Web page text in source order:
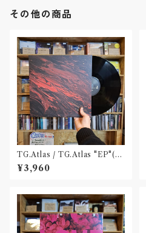
その他の商品
TG.Atlas / TG.Atlas "EP"(12
inch)〝旭川〟
¥3,960